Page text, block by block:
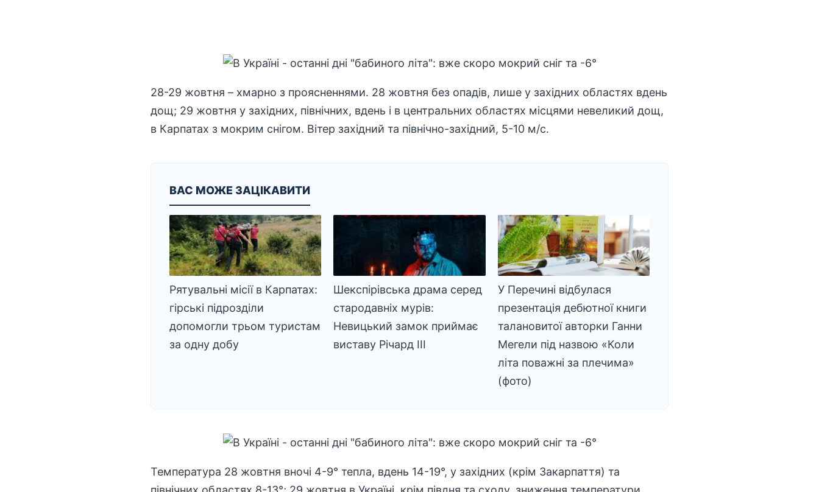
28-29 жовтня – хмарно з проясненнями. 28 жовтня без опадів, лише у західних областях вдень
дощ; 29 жовтня у західних, північних, вдень і в центральних областях місцями невеликий дощ,
в Карпатах з мокрим снігом. Вітер західний та північно-західний, 5-10 м/с.
ВАС МОЖЕ ЗАЦІКАВИТИ
Рятувальні місії в Карпатах:
гірські підрозділи
допомогли трьом туристам
за одну добу
Шекспірівська драма серед
стародавніх мурів:
Невицький замок приймає
виставу Річард ІІІ
У Перечині відбулася
презентація дебютної книги
талановитої авторки Ганни
Мегели під назвою «Коли
літа поважні за плечима»
(фото)
Температура 28 жовтня вночі 4-9° тепла, вдень 14-19°, у західних (крім Закарпаття) та